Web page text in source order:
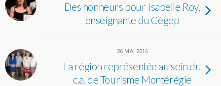
Des honneurs pour Isabelle Roy,
enseignante du Cégep
26 MAI 2016
La région représentée au sein du
c.a. de Tourisme Montérégie